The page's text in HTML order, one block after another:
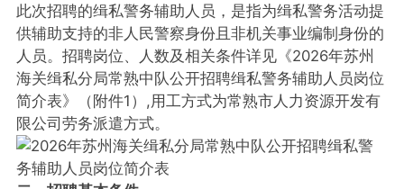
此次招聘的缉私警务辅助人员，是指为缉私警务活动提
供辅助支持的非人民警察身份且非机关事业编制身份的
人员。招聘岗位、人数及相关条件详见《2026年苏州
海关缉私分局常熟中队公开招聘缉私警务辅助人员岗位
简介表》（附件1）,用工方式为常熟市人力资源开发有
限公司劳务派遣方式。